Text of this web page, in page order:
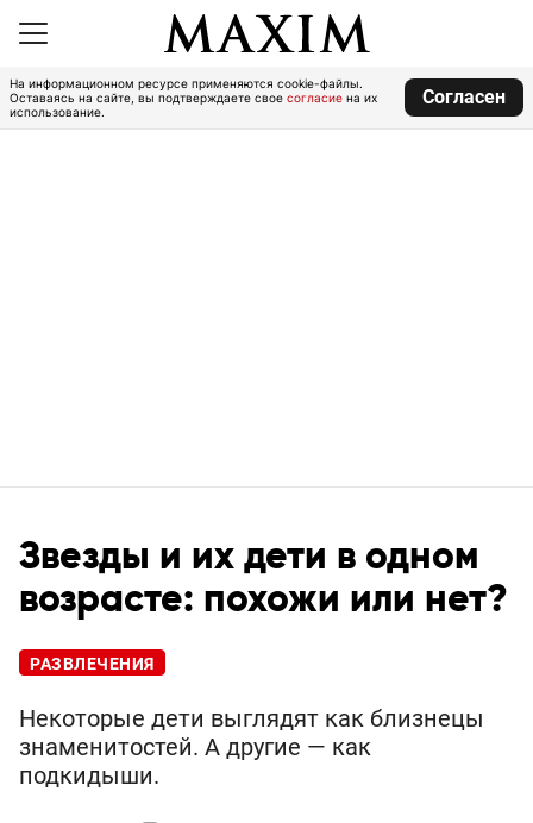
На информационном ресурсе применяются cookie-файлы.
Оставаясь на сайте, вы подтверждаете свое согласие на их
использование.
Согласен
Звезды и их дети в одном
возрасте: похожи или нет?
РАЗВЛЕЧЕНИЯ
Некоторые дети выглядят как близнецы
знаменитостей. А другие — как
подкидыши.